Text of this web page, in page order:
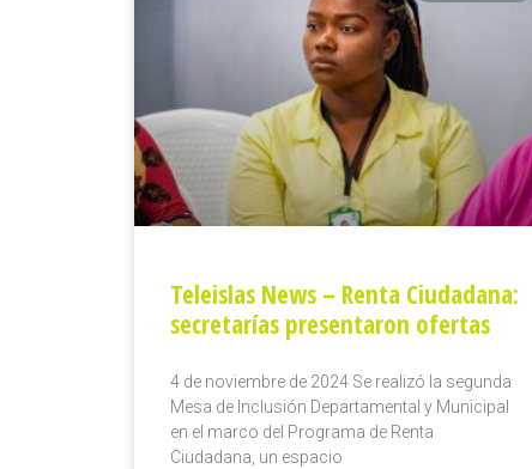
Teleislas News – Renta Ciudadana:
secretarías presentaron ofertas
4 de noviembre de 2024 Se realizó la segunda
Mesa de Inclusión Departamental y Municipal
en el marco del Programa de Renta
Ciudadana, un espacio